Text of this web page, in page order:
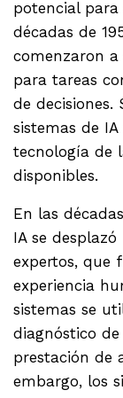
potencial para
décadas de
comenzaron
para tareas
de decisiones.
sistemas de
tecnología de
disponibles.
En las
IA se
expertos, que
experiencia
sistemas se
diagnóstico
prestación de
embargo, los